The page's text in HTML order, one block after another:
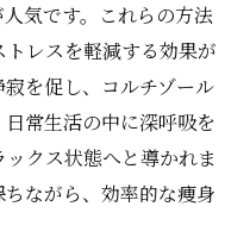
気です。これらの方法
レスを軽減する効果が
を促し、コルチゾール
常生活の中に深呼吸を
クス状態へと導かれま
ながら、効率的な痩身